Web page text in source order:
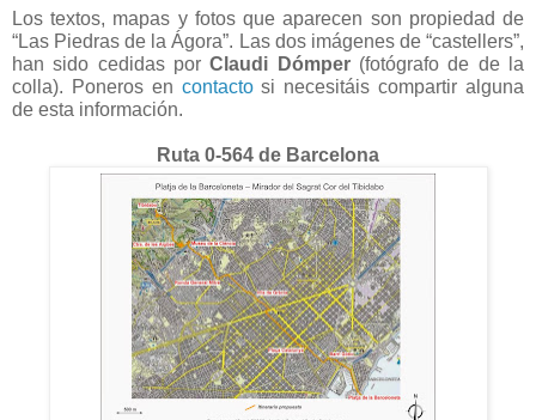
Los textos, mapas y fotos que aparecen son propiedad de
“Las Piedras de la Ágora”. Las dos imágenes de “castellers”,
han sido cedidas porClaudi Dómper(fotógrafo de de la
colla). Poneros en contacto si necesitáis compartir alguna
de esta información.
Ruta 0-564 de Barcelona